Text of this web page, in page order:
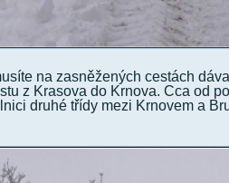
na zasněžených cestách
z Krasova do Krnova. Cca od
druhé třídy mezi Krnovem a